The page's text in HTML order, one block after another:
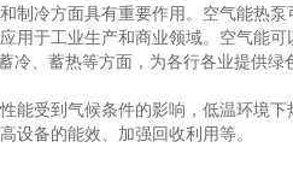
冷方面具有重要作用。空气能热
用于工业生产和商业领域。空气能
、蓄热等方面，为各行各业提供绿
受到气候条件的影响，低温环境
设备的能效、加强回收利用等。